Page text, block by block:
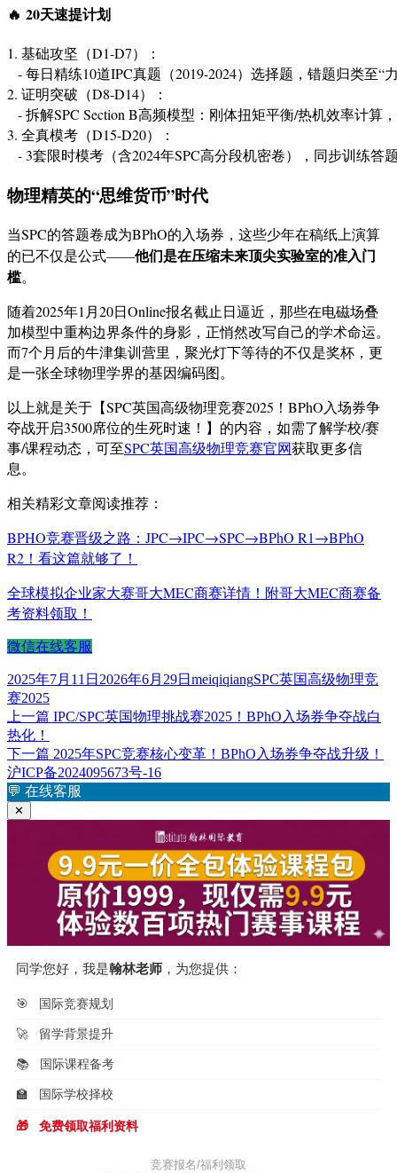
🔥 20天速提计划
1. 基础攻坚（D1-D7）：
-
2. 证明突破（D8-D14）：
-
3. 全真模考（D15-D20）：
- 3套限时模考（含2024年SPC高分段机密卷），同步训练答
物理精英的“思维货币”时代
当SPC的答题卷成为BPhO的入场券，这些少年在稿纸上演算
的已不仅是公式——他们是在压缩未来顶尖实验室的准入门
槛。
随着2025年1月20日Online报名截止日逼近，那些在电磁场叠
加模型中重构边界条件的身影，正悄然改写自己的学术命运。
而7个月后的牛津集训营里，聚光灯下等待的不仅是奖杯，更
是一张全球物理学界的基因编码图。
以上就是关于【SPC英国高级物理竞赛2025！BPhO入场券争
夺战开启3500席位的生死时速！】的内容，如需了解学校/赛
事/课程动态，可至SPC英国高级物理竞赛官网获取更多信
息。
相关精彩文章阅读推荐：
BPHO竞赛晋级之路：JPC→IPC→SPC→BPhO R1→BPhO
R2！看这篇就够了！
全球模拟企业家大赛哥大MEC商赛详情！附哥大MEC商赛备
考资料领取！
微信在线客服
发
布
于
2025年7月11日 2026年6月29日 作
meiqiqiang标
SPC英国高级物理竞
赛2025
文
章
导
航
上一篇 上
文
章：
IPC/SPC英国物理挑战赛2025！BPhO入场券争夺战白
热化！
下一篇 下
篇
文
2025年SPC竞赛核心变革！BPhO入场券争夺战升级！
沪ICP备2024095673号-16
💬 在线客服
✕
同学您好，我是翰林老师 ，为您提供：
🎯 国际竞赛规划
🚀 留学背景提升
📚 国际课程备考
🏫 国际学校择校
🎁 免费领取福利资料
竞赛报名/福利领取